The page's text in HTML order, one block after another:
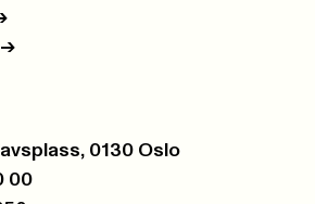
->
0130 Oslo
00